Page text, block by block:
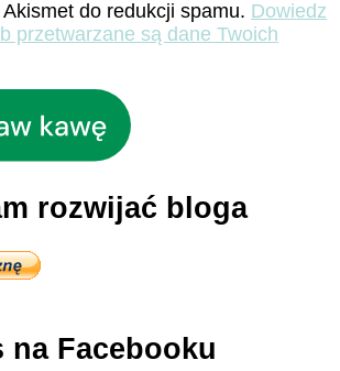
do redukcji spamu. Dowiedz
przetwarzane są dane Twoich
rozwijać bloga
na Facebooku